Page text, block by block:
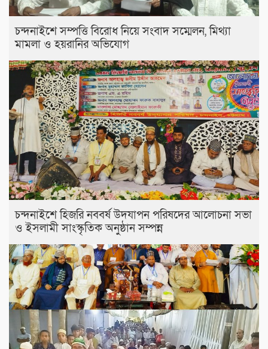
চন্দনাইশে সম্পত্তি বিরোধ নিয়ে সংবাদ সম্মেলন, মিথ্যা
মামলা ও হয়রানির অভিযোগ
চন্দনাইশে হিজরি নববর্ষ উদযাপন পরিষদের আলোচনা সভা
ও ইসলামী সাংস্কৃতিক অনুষ্ঠান সম্পন্ন